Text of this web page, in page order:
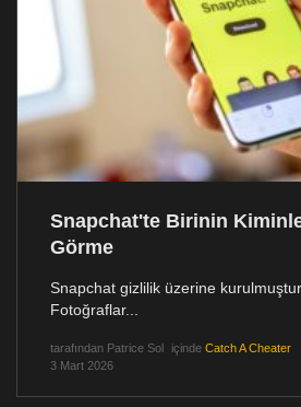
Snapchat'te Birinin
Görme
Snapchat gizlilik üzerine
Fotoğraflar...
tarafından Patrice Sol içinde Catch A Cheater
3 Mart 2026